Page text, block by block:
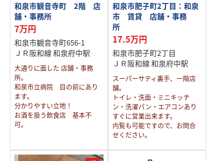
和泉市観音寺町 2階 店
舗・事務所
7万円
和泉市観音寺町656-1
ＪＲ阪和線 和泉府中駅
大通りに面した 店舗・事務
所。
和泉市立病院 目の前にあり
ます。
分かりやすい立地！
お酒を扱う飲食店 基本不
可。
和泉市肥子町2丁目：和泉
市 賃貸 店舗・事務
所
17.5万円
和泉市肥子町2丁目
ＪＲ阪和線 和泉府中駅
スーパーサティ裏手、一階店
舗。
トイレ・洗面・ミニキッチ
ン・洗濯パン・エアコンあり
すぐに営業出来ます。
内覧も可能ですので、お問合
せください。